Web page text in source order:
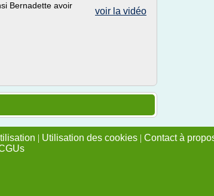
voir la vidéo
Bernadette avoir
| Utilisation des cookies | Contact à